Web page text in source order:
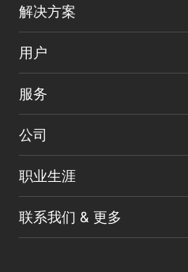
解决方案
用户
服务
公司
职业生涯
联系我们 & 更多